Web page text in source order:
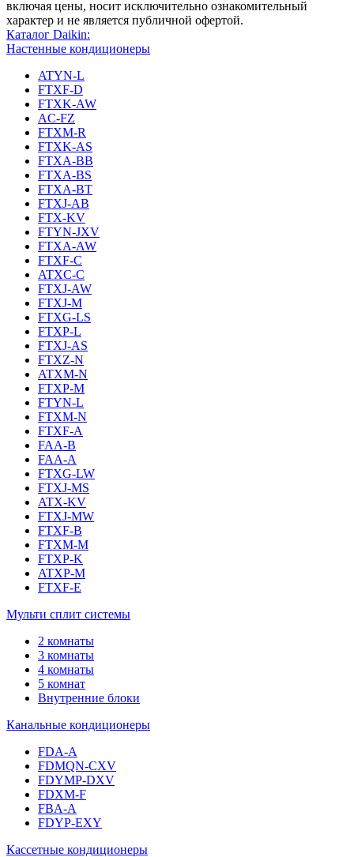
включая цены, носит исключительно ознакомительный
характер и не является публичной офертой.
Каталог Daikin:
Настенные кондиционеры
ATYN-L
FTXF-D
FTXK-AW
AC-FZ
FTXM-R
FTXK-AS
FTXA-BB
FTXA-BS
FTXA-BT
FTXJ-AB
FTX-KV
FTYN-JXV
FTXA-AW
FTXF-C
ATXC-C
FTXJ-AW
FTXJ-M
FTXG-LS
FTXP-L
FTXJ-AS
FTXZ-N
ATXM-N
FTXP-M
FTYN-L
FTXM-N
FTXF-A
FAA-B
FAA-A
FTXG-LW
FTXJ-MS
ATX-KV
FTXJ-MW
FTXF-B
FTXM-M
FTXP-K
ATXP-M
FTXF-E
Мульти сплит системы
2 комнаты
3 комнаты
4 комнаты
5 комнат
Внутренние блоки
Канальные кондиционеры
FDA-A
FDMQN-CXV
FDYMP-DXV
FDXM-F
FBA-A
FDYP-EXY
Кассетные кондиционеры